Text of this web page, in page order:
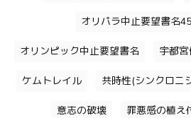
オリパラ中止要望書名
オリンピック中止要望書名 宇都
ケムトレイル 共時性(シンクロニ
意志の破壊 罪悪感の植え